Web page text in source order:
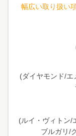
幅広い取り扱い
(ダイヤモンド/エ
(ルイ・ヴィトン/
ブルガリ/